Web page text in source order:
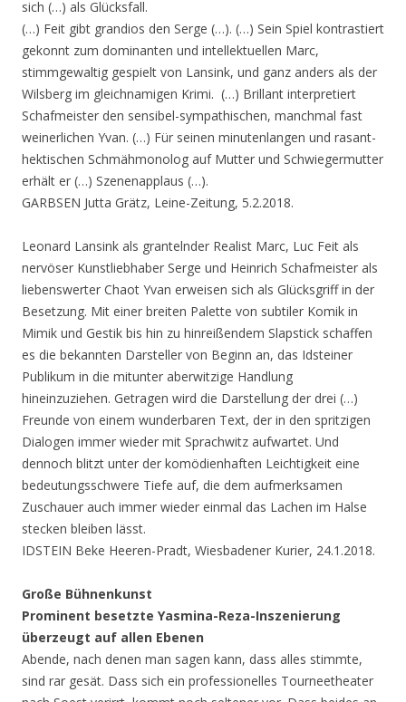
sich (…) als Glücksfall.
(…) Feit gibt grandios den Serge (…). (…) Sein Spiel kontrastiert
gekonnt zum dominanten und intellektuellen Marc,
stimmgewaltig gespielt von Lansink, und ganz anders als der
Wilsberg im gleichnamigen Krimi. (…) Brillant interpretiert
Schafmeister den sensibel-sympathischen, manchmal fast
weinerlichen Yvan. (…) Für seinen minutenlangen und rasant-
hektischen Schmähmonolog auf Mutter und Schwiegermutter
erhält er (…) Szenenapplaus (…).
GARBSEN Jutta Grätz, Leine-Zeitung, 5.2.2018.
Leonard Lansink als grantelnder Realist Marc, Luc Feit als
nervöser Kunstliebhaber Serge und Heinrich Schafmeister als
liebenswerter Chaot Yvan erweisen sich als Glücksgriff in der
Besetzung. Mit einer breiten Palette von subtiler Komik in
Mimik und Gestik bis hin zu hinreißendem Slapstick schaffen
es die bekannten Darsteller von Beginn an, das Idsteiner
Publikum in die mitunter aberwitzige Handlung
hineinzuziehen. Getragen wird die Darstellung der drei (…)
Freunde von einem wunderbaren Text, der in den spritzigen
Dialogen immer wieder mit Sprachwitz aufwartet. Und
dennoch blitzt unter der komödienhaften Leichtigkeit eine
bedeutungsschwere Tiefe auf, die dem aufmerksamen
Zuschauer auch immer wieder einmal das Lachen im Halse
stecken bleiben lässt.
IDSTEIN Beke Heeren-Pradt, Wiesbadener Kurier, 24.1.2018.
Große Bühnenkunst
Prominent besetzte Yasmina-Reza-Inszenierung
überzeugt auf allen Ebenen
Abende, nach denen man sagen kann, dass alles stimmte,
sind rar gesät. Dass sich ein professionelles Tourneetheater